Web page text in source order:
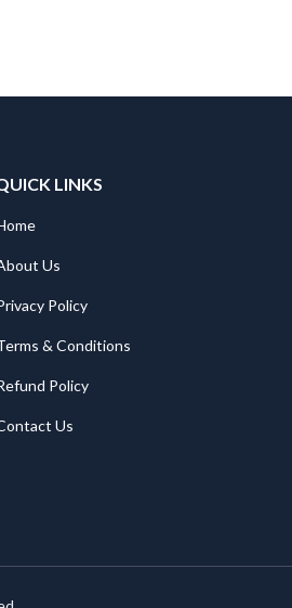
LINKS
Us
Policy
& Conditions
Policy
Us